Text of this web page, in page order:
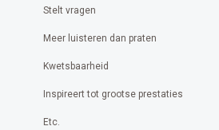
Stelt vragen
Meer luisteren dan praten
Kwetsbaarheid
Inspireert tot grootse prestaties
Etc.